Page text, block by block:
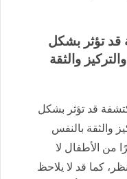
قد تؤثر بشكل
والثقة
قد تؤثر بشكل
والثقة بالنفس
من الأطفال لا
كما قد لا يلاحظ